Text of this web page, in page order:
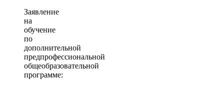
Заявление
на
обучение
по
дополнительной
предпрофессиональной
общеобразовательной
программе: